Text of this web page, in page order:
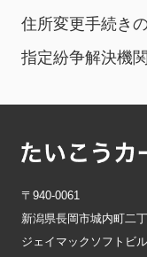
住所変更手続き
指定紛争解決機
〒940-0061
新潟県長岡市城内町二
ジェイマックソフトビ